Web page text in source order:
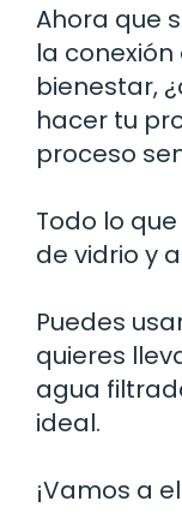
Ahora que
la
bienestar,
hacer tu
proceso
Todo lo
de vidrio y
Puedes
quieres
agua
ideal.
¡Vamos a